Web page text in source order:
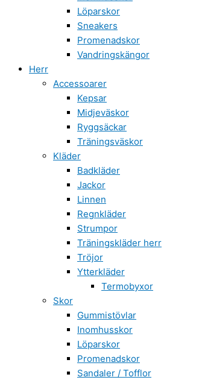
Löparskor
Sneakers
Promenadskor
Vandringskängor
Herr
Accessoarer
Kepsar
Midjeväskor
Ryggsäckar
Träningsväskor
Kläder
Badkläder
Jackor
Linnen
Regnkläder
Strumpor
Träningskläder herr
Tröjor
Ytterkläder
Termobyxor
Skor
Gummistövlar
Inomhusskor
Löparskor
Promenadskor
Sandaler / Tofflor